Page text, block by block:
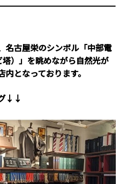
名古屋栄のシンボル「中部電
）」を眺めながら自然光が
となっております。
↓↓